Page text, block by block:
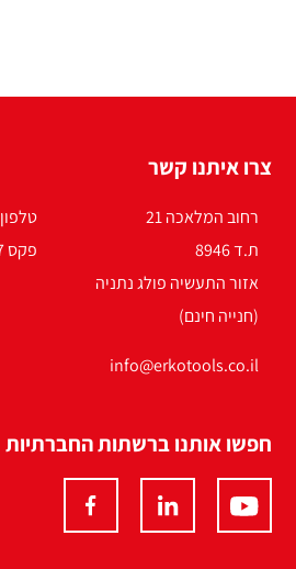
צרו איתנו קשר
רחוב המלאכה 21
ת.ד 8946
אזור התעשיה פולג נתניה
(חנייה חינם)
טלפון 09-3740111
פקס 09-8328367
info@erkotools.co.il
חפשו אותנו ברשתות החברתיות